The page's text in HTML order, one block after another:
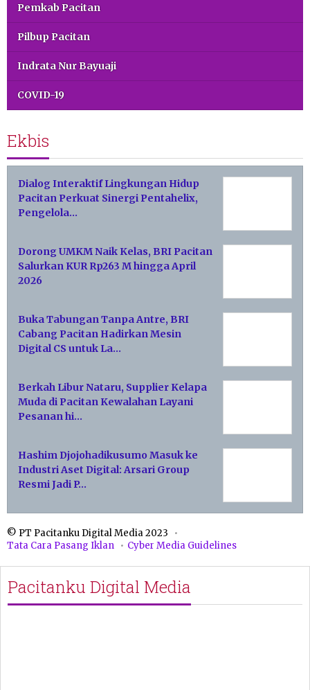
Pemkab Pacitan
Pilbup Pacitan
Indrata Nur Bayuaji
COVID-19
Ekbis
Dialog Interaktif Lingkungan Hidup
Pacitan Perkuat Sinergi Pentahelix,
Pengelola…
Dorong UMKM Naik Kelas, BRI Pacitan
Salurkan KUR Rp263 M hingga April
2026
Buka Tabungan Tanpa Antre, BRI
Cabang Pacitan Hadirkan Mesin
Digital CS untuk La…
Berkah Libur Nataru, Supplier Kelapa
Muda di Pacitan Kewalahan Layani
Pesanan hi…
Hashim Djojohadikusumo Masuk ke
Industri Aset Digital: Arsari Group
Resmi Jadi P…
© PT Pacitanku Digital Media 2023
Tata Cara Pasang Iklan
Cyber Media Guidelines
Pacitanku Digital Media